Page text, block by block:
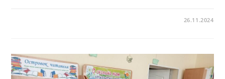
26.11.2024